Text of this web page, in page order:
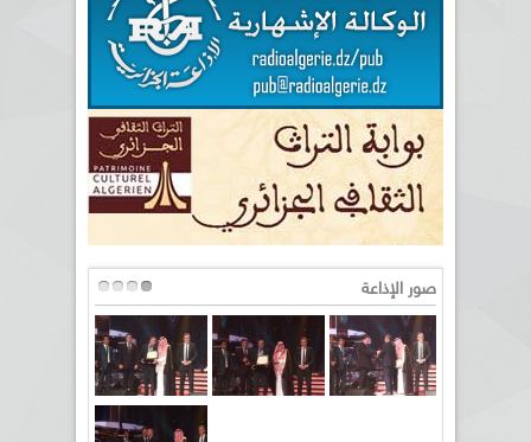
صور الإذاعة